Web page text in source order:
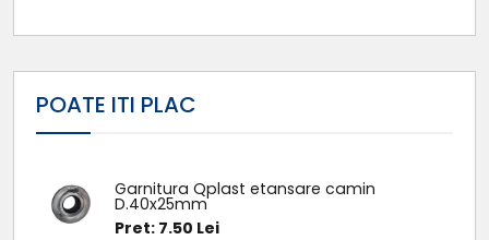
POATE ITI PLAC
Garnitura Qplast etansare camin
D.40x25mm
Pret: 7.50 Lei